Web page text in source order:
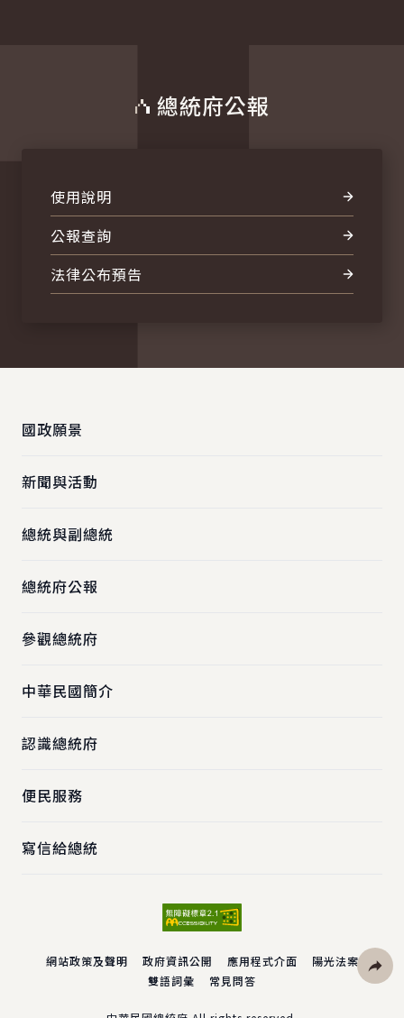
總統府公報
使用說明
公報查詢
法律公布預告
國政願景
新聞與活動
總統與副總統
總統府公報
參觀總統府
中華民國簡介
認識總統府
便民服務
寫信給總統
網站政策及聲明 政府資訊公開 應用程式介面
陽光法案
雙語詞彙
常見問答